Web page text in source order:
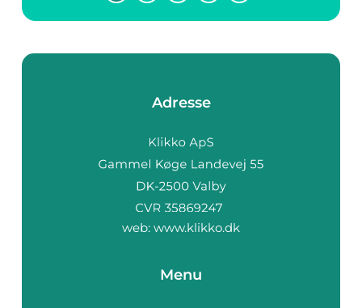
Adresse
web: www.klikko.dk
Menu